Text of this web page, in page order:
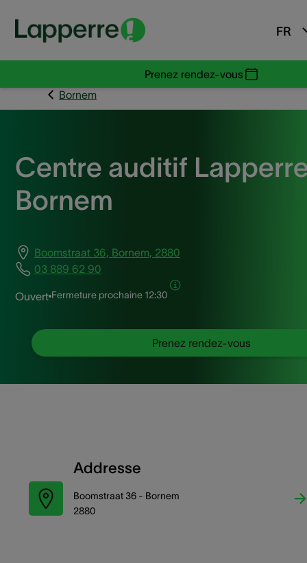
FR
Prenez rendez-vous
Bornem
Centre auditif
Bornem
Boomstraat 36, Bornem, 2880
03 889 62 90
Ouvert Fermeture prochaine 12:30
Prenez rendez-vous
Addresse
Boomstraat 36 - Bornem
2880